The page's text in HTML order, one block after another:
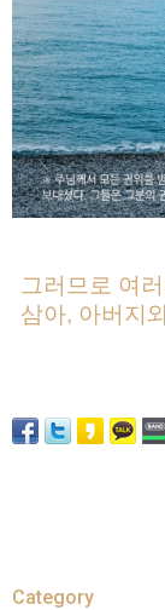
그러므로 여
삼아, 아버지
Category